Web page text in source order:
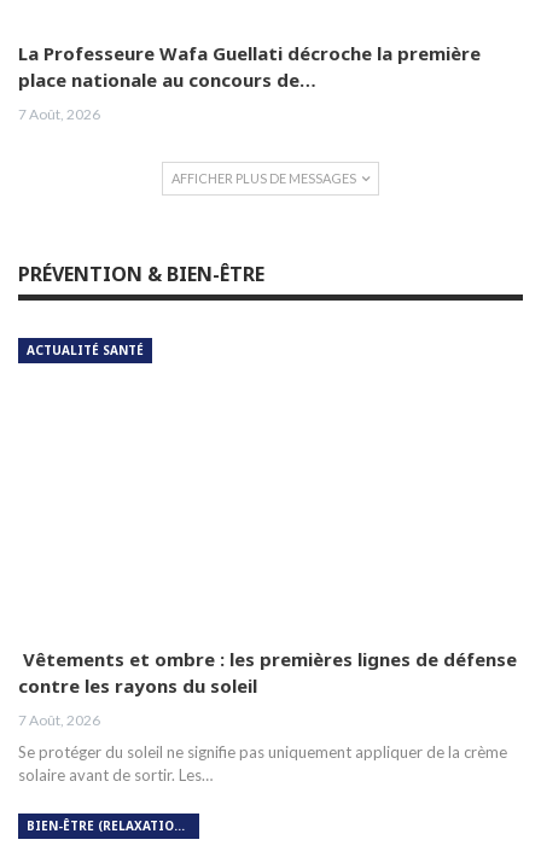
La Professeure Wafa Guellati décroche la première
place nationale au concours de…
7 Août, 2026
AFFICHER PLUS DE MESSAGES
PRÉVENTION & BIEN-ÊTRE
ACTUALITÉ SANTÉ
Vêtements et ombre : les premières lignes de défense
contre les rayons du soleil
7 Août, 2026
Se protéger du soleil ne signifie pas uniquement appliquer de la crème
solaire avant de sortir. Les…
BIEN-ÊTRE (RELAXATION, MÉDITATION, SOIN DU CORPS)